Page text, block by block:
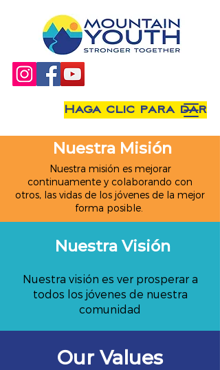
Nuestra Misión
Nuestra misión es mejorar
continuamente y colaborando con
otros, las vidas de los jóvenes de la mejor
forma posible.
Nuestra Visión
Nuestra visión es ver prosperar a
todos los jóvenes de nuestra
comunidad
Our Values
Haga clic para dar